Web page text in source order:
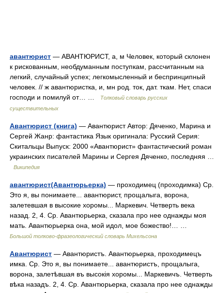
авантюрист — АВАНТЮРИСТ, а, м Человек, который склонен
к рискованным, необдуманным поступкам, рассчитанным на
легкий, случайный успех; легкомысленный и беспринципный
человек. // ж авантюристка, и, мн род. ток, дат. ткам. Нет, спаси
господи и помилуй от… …
Толковый словарь русских
существительных
Авантюрист (книга) — Авантюрист Автор: Дяченко, Марина и
Сергей Жанр: фантастика Язык оригинала: Русский Серия:
Скитальцы Выпуск: 2000 «Авантюрист» фантастический роман
украинских писателей Марины и Сергея Дяченко, последняя …
Википедия
авантюрист(Авантюрьерка) — проходимец (проходимка) Ср.
Это я, вы понимаете... авантюрист, прощалыга, ворона,
залетевшая в высокие хоромы... Маркевич. Четверть века
назад. 2, 4. Ср. Авантюрьерка, сказала про нее однажды моя
мать. Авантюрьерка она, мой идол, мое божество!… …
Большой толково-фразеологический словарь Михельсона
Авантюрист — Авантюристъ. Авантюрьерка, проходимецъ
имка. Ср. Это я, вы понимаете... авантюристъ, прощалыга,
ворона, залетѣвшая въ высокія хоромы... Маркевичъ. Четверть
вѣка назадъ. 2, 4. Ср. Авантюрьерка, сказала про нее однажды